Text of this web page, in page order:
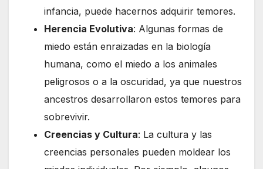
infancia, puede hacernos adquirir temores.
Herencia Evolutiva: Algunas formas de
miedo están enraizadas en la biología
humana, como el miedo a los animales
peligrosos o a la oscuridad, ya que nuestros
ancestros desarrollaron estos temores para
sobrevivir.
Creencias y Cultura: La cultura y las
creencias personales pueden moldear los